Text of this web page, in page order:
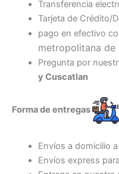
Transferencia
Tarjeta de Crédito/
pago en efectivo
metropolitana de
Pregunta por
y Cuscatlan
Forma de entregas
Envíos a domicilio
Envíos express